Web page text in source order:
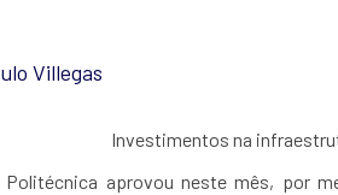
Villegas
Investimentos na
Politécnica aprovou neste mês, por